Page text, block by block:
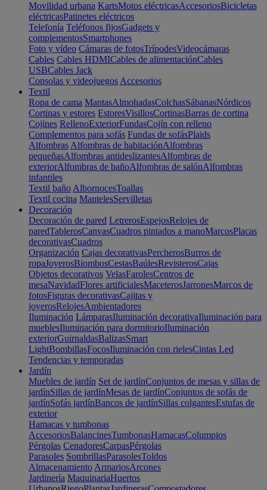
Movilidad urbana KartsMotos eléctricasAccesoriosBicicletas
eléctricasPatinetes eléctricos
Telefonía Teléfonos fijosGadgets y
complementosSmartphones
Foto y vídeo Cámaras de fotosTrípodesVideocámaras
Cables Cables HDMICables de alimentaciónCables
USBCables Jack
Consolas y videojuegos Accesorios
Textil
Ropa de cama MantasAlmohadasColchasSábanasNórdicos
Cortinas y estores EstoresVisillosCortinasBarras de cortina
Cojines RellenoExteriorFundasCojín con relleno
Complementos para sofás Fundas de sofásPlaids
Alfombras Alfombras de habitaciónAlfombras
pequeñasAlfombras antideslizantesAlfombras de
exteriorAlfombras de bañoAlfombras de salónAlfombras
infantiles
Textil baño AlbornocesToallas
Textil cocina MantelesServilletas
Decoración
Decoración de pared LetrerosEspejosRelojes de
paredTablerosCanvasCuadros pintados a manoMarcosPlacas
decorativasCuadros
Organización Cajas decorativasPercherosBurros de
ropaJoyerosBiombosCestasBaúlesRevisterosCajas
Objetos decorativos VelasFarolesCentros de
mesaNavidadFlores artificialesMaceterosJarronesMarcos de
fotosFiguras decorativasCajitas y
joyerosRelojesAmbientadores
Iluminación LámparasIluminación decorativaIluminación para
mueblesIluminación para dormitorioIluminación
exteriorGuirnaldasBalizasSmart
LightBombillasFocosIluminación con rielesCintas Led
Tendencias y temporadas
Jardín
Muebles de jardín Set de jardínConjuntos de mesas y sillas de
jardínSillas de jardínMesas de jardínConjuntos de sofás de
jardínSofás jardínBancos de jardínSillas colgantesEstufas de
exterior
Hamacas y tumbonas
AccesoriosBalancinesTumbonasHamacasColumpios
Pérgolas CenadoresCarpasPérgolas
Parasoles SombrillasParasolesToldos
Almacenamiento ArmariosArcones
Jardinería MaquinariaHuertos